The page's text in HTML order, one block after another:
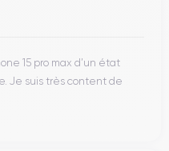
15 pro max d’un état
Je suis très content de